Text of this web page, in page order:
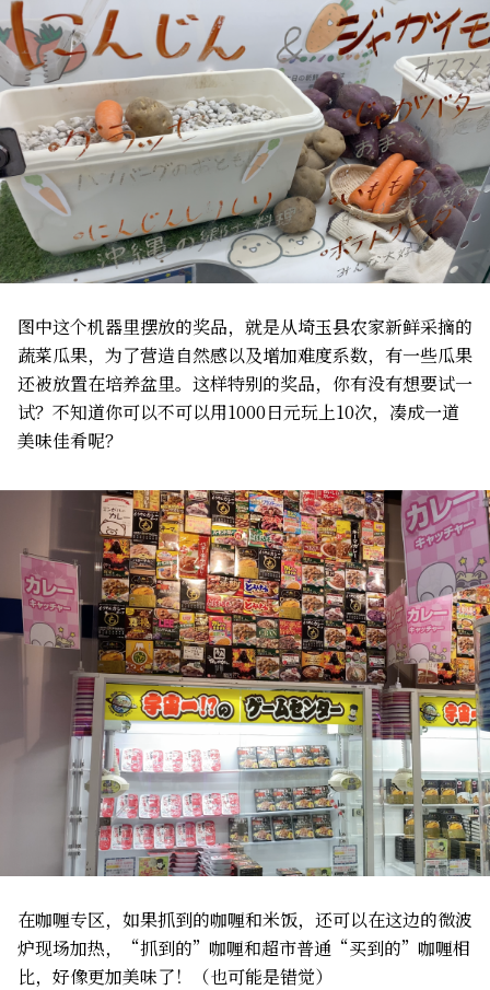
图中这个机器里摆放的奖品，就是从埼玉县农家新鲜采摘的
蔬菜瓜果，为了营造自然感以及增加难度系数，有一些瓜果
还被放置在培养盆里。这样特别的奖品，你有没有想要试一
试？不知道你可以不可以用1000日元玩上10次，凑成一道
美味佳肴呢？
在咖喱专区，如果抓到的咖喱和米饭，还可以在这边的微波
炉现场加热，“抓到的”咖喱和超市普通“买到的”咖喱相
比，好像更加美味了！（也可能是错觉）